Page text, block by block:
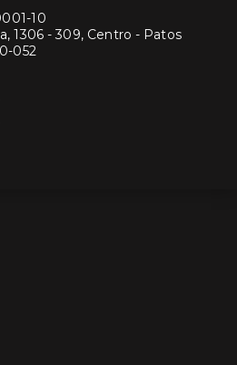
10
1306 - 309, Centro - Patos
052